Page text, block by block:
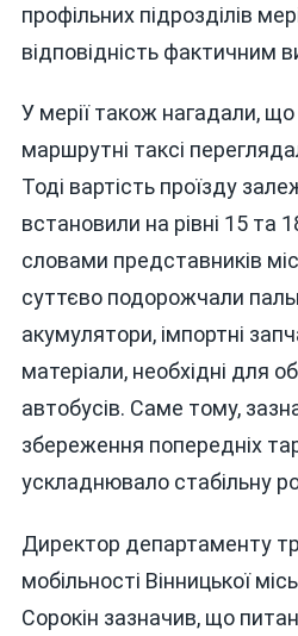
профільних підрозділів
відповідність фактичним
У мерії також нагадали,
маршрутні таксі
Тоді вартість проїзду
встановили на рівні 15 та
словами представників
суттєво подорожчали
акумулятори, імпортні
матеріали, необхідні для
автобусів. Саме тому,
збереження попередніх
ускладнювало стабільну
Директор департаменту
мобільності Вінницької
Сорокін зазначив, що